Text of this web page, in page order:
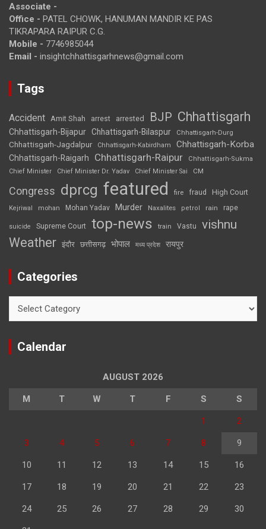
Associate -
Office - PATEL CHOWK, HANUMAN MANDIR KE PAS
TIKRAPARA RAIPUR C.G.
Mobile - 7746985044
Email - insightchhattisgarhnews@gmail.com
Tags
Accident Amit Shah arrest arrested BJP Chhattisgarh
Chhattisgarh-Bijapur Chhattisgarh-Bilaspur Chhattisgarh-Durg
Chhattisgarh-Jagdalpur Chhattisgarh-Kabirdham Chhattisgarh-Korba
Chhattisgarh-Raigarh Chhattisgarh-Raipur
Chhattisgarh-Sukma
Chief Minister
Chief Minister Dr. Yadav Chief Minister Sai CM
Congress dprcg featured fire fraud High Court
Kejriwal mohan Mohan Yadav Murder Naxalites petrol rain rape
suicide Supreme Court top-news train Vastu vishnu
Weather इंदौर छत्तीसगढ़ भोपाल मध्य प्रदेश रायपुर
Categories
Calendar
AUGUST 2026
M T W T F S S
1 2
3 4 5 6 7 8 9
10 11 12 13 14 15 16
17 18 19 20 21 22 23
24 25 26 27 28 29 30